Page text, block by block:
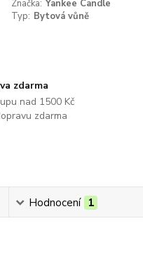
Značka: Yankee Candle
Typ: Bytová vůně
zdarma
nad 1500 Kč
zdarma
Hodnocení 1